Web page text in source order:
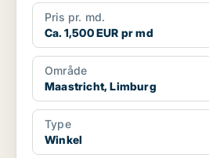
Pris pr. md.
Ca. 1,500 EUR pr md
Område
Maastricht, Limburg
Type
Winkel